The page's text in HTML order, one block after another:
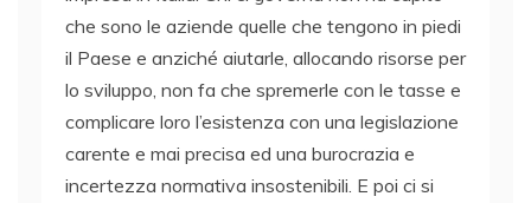
che sono le aziende quelle che tengono in piedi
il Paese e anziché aiutarle, allocando risorse per
lo sviluppo, non fa che spremerle con le tasse e
complicare loro l’esistenza con una legislazione
carente e mai precisa ed una burocrazia e
incertezza normativa insostenibili. E poi ci si